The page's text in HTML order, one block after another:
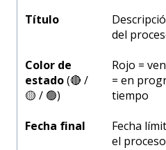
Título
del
Color de
estado(🔴 /
🟡 / 🟢)
Rojo =
= en
tiempo
Fecha final
Fecha
el proceso